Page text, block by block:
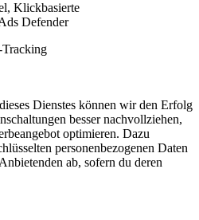
Klickbasierte
Defender
Dienstes können wir den Erfolg
besser nachvollziehen,
optimieren. Dazu
personenbezogenen Daten
ab, sofern du deren